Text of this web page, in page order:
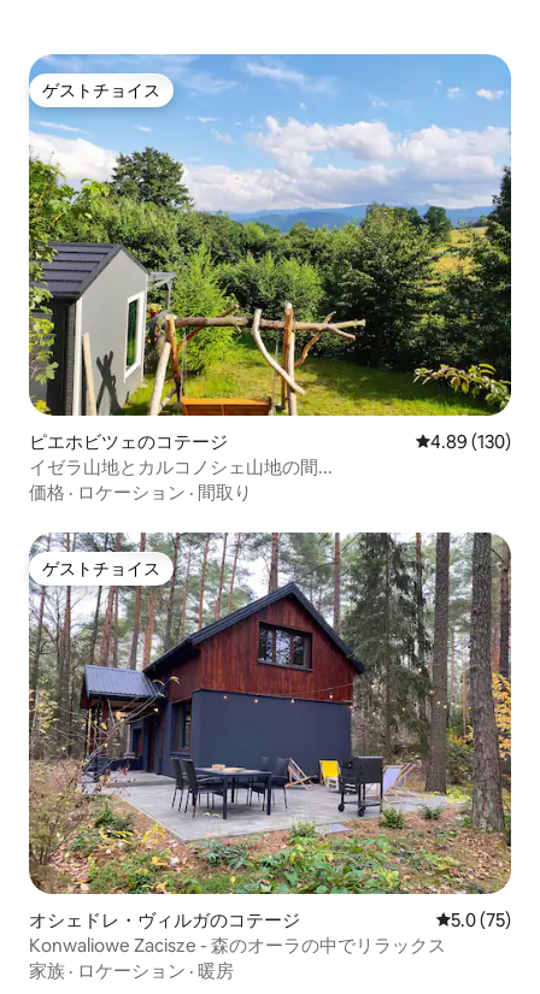
ゲストチョイス
ゲストチョイス
ピエホビツェのコテージ レビュー130
4.89 (130)
イゼラ山地とカルコノシェ山地の間...
価格 · ロケーション · 間取り
ゲストチョイス
ゲストチョイス
オシェドレ・ヴィルガのコテージ レビュー75
5.0 (75)
Konwaliowe Zacisze - 森のオーラの中でリラックス
家族 · ロケーション · 暖房